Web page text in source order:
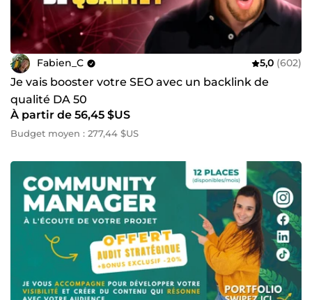
Fabien_C 5,0 (602)
Je vais booster votre SEO avec un backlink de
qualité DA 50
À partir de 56,45 $US
Budget moyen : 277,44 $US